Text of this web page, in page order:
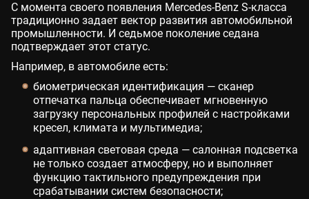
С момента своего появления Mercedes-Benz S-класса
традиционно задает вектор развития автомобильной
промышленности. И седьмое поколение седана
подтверждает этот статус.
Например, в автомобиле есть:
биометрическая идентификация — сканер
отпечатка пальца обеспечивает мгновенную
загрузку персональных профилей с настройками
кресел, климата и мультимедиа;
адаптивная световая среда — салонная подсветка
не только создает атмосферу, но и выполняет
функцию тактильного предупреждения при
срабатывании систем безопасности;